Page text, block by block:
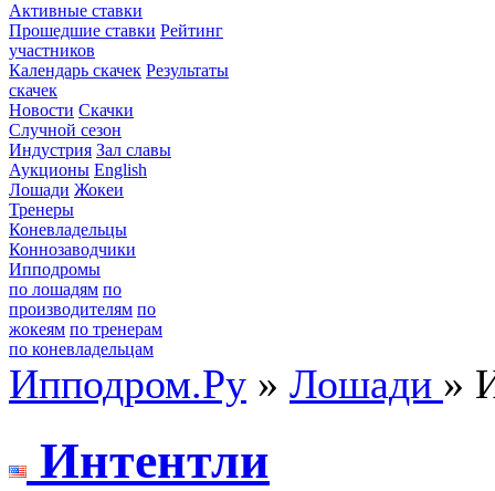
Активные ставки
Прошедшие ставки Рейтинг
участников
Календарь скачек Результаты
скачек
Новости Скачки
Случной сезон
Индустрия Зал славы
Аукционы English
Лошади Жокеи
Тренеры
Коневладельцы
Коннозаводчики
Ипподромы
по лошадям по
производителям по
жокеям по тренерам
по коневладельцам
Ипподром.Ру » Лошади »
Интентли